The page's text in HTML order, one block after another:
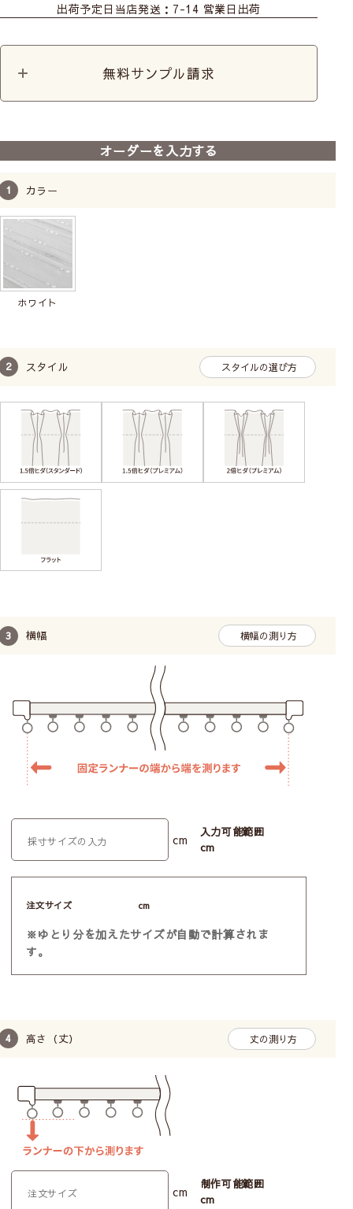
シェード幕体 カフェ
翌日出荷カーテン
カーテンレースセット
出荷予定日 当店発送：7-14 営業日出荷
無料サンプル請求
オーダーを入力する
カラー
ホワイト
スタイル スタイルの選び方
横幅 横幅の測り方
cm
入力可能範囲
cm
注文サイズ cm
※ゆとり分を加えたサイズが自動で計算されま
す。
高さ（丈） 丈の測り方
cm
制作可能範囲
cm